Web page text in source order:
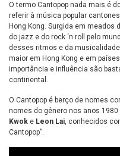
O termo Cantopop nada mais é
referir à música popular
Hong Kong. Surgida em meados
do jazz e do rock ‘n roll pelo
desses ritmos e da
maior em Hong Kong e em
importância e influência são
continental.
O Cantopop é berço de nomes
nomes do gênero nos anos 1980
Kwok e Leon Lai, conhecidos
Cantopop”.